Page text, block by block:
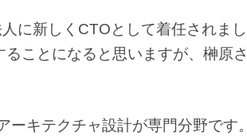
に新しくCTOとして着任されまし
ことになると思いますが、榊原
キテクチャ設計が専門分野です